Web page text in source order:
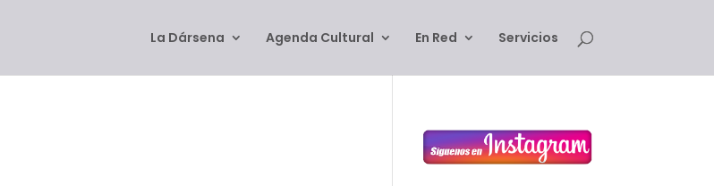
La Dársena Agenda Cultural En Red Servicios